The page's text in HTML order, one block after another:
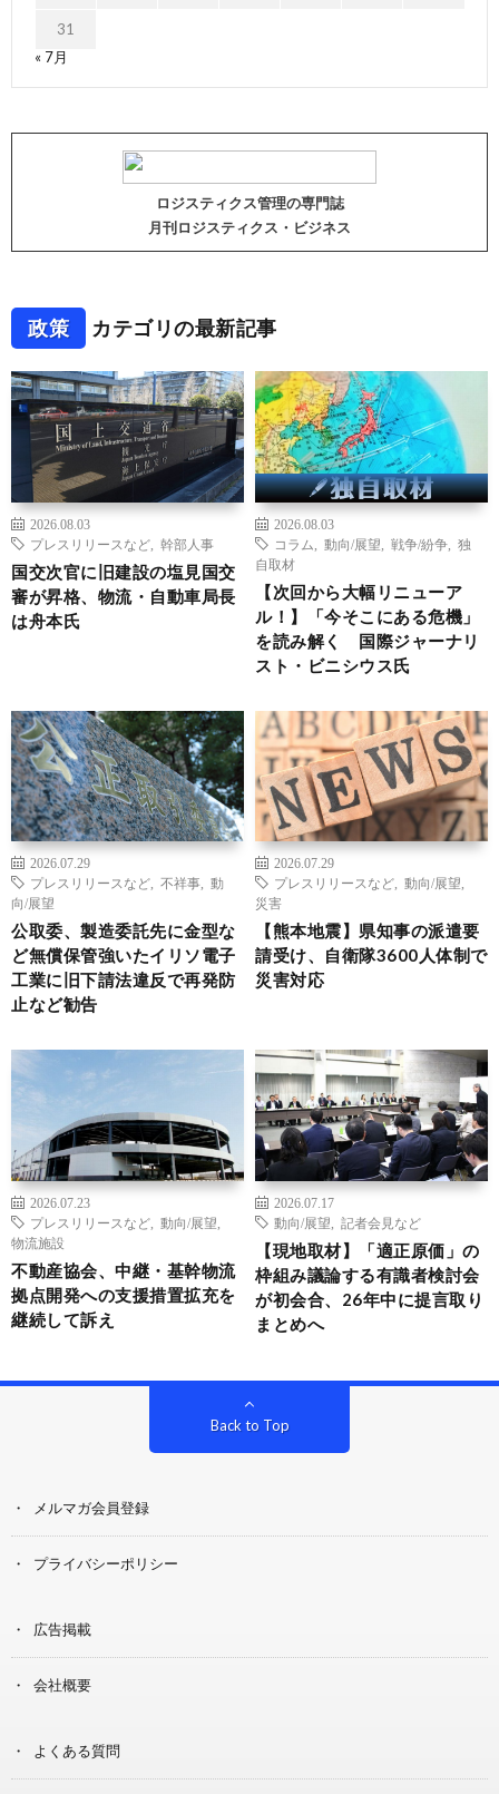
31
« 7月
ロジスティクス管理の専門誌
月刊ロジスティクス・ビジネス
政策 カテゴリの最新記事
2026.08.03
プレスリリースなど
幹部人事
国交次官に旧建設の塩見国交
審が昇格、物流・自動車局長
は舟本氏
2026.08.03
コラム
動向/展望 戦争/紛争
独
自取材
【次回から大幅リニューア
ル！】「今そこにある危機」
を読み解く 国際ジャーナリ
スト・ビニシウス氏
2026.07.29
プレスリリースなど
不祥事
動
向/展望
公取委、製造委託先に金型な
ど無償保管強いたイリソ電子
工業に旧下請法違反で再発防
止など勧告
2026.07.29
プレスリリースなど
動向/展望
災害
【熊本地震】県知事の派遣要
請受け、自衛隊3600人体制で
災害対応
2026.07.23
プレスリリースなど
動向/展望
物流施設
不動産協会、中継・基幹物流
拠点開発への支援措置拡充を
継続して訴え
2026.07.17
動向/展望
記者会見など
【現地取材】「適正原価」の
枠組み議論する有識者検討会
が初会合、26年中に提言取り
まとめへ
Back to Top
メルマガ会員登録
プライバシーポリシー
広告掲載
会社概要
よくある質問